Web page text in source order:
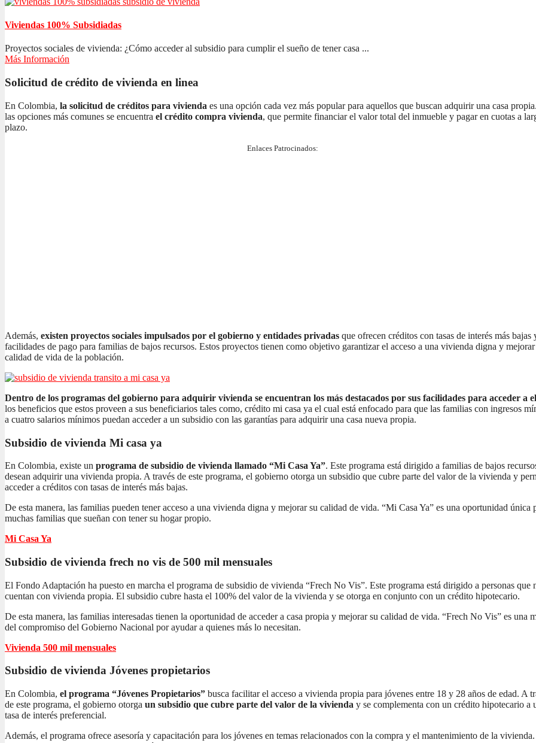
Viviendas 100% Subsidiadas
Proyectos sociales de vivienda: ¿Cómo acceder al subsidio para cumplir el sueño de tener casa ...
Más Información
Solicitud de crédito de vivienda en linea
En Colombia, la solicitud de créditos para vivienda es una opción cada vez más popular para aquellos que buscan adquirir una casa
las opciones más comunes se encuentra el crédito compra vivienda, que permite financiar el valor total del inmueble y pagar en cuotas a
plazo.
Enlaces Patrocinados:
Además, existen proyectos sociales impulsados por el gobierno y entidades privadas que ofrecen créditos con tasas de interés más bajas
facilidades de pago para familias de bajos recursos. Estos proyectos tienen como objetivo garantizar el acceso a una vivienda digna y
calidad de vida de la población.
Dentro de los programas del gobierno para adquirir vivienda se encuentran los más destacados por sus facilidades para acceder a
los beneficios que estos proveen a sus beneficiarios tales como, crédito mi casa ya el cual está enfocado para que las familias con ingresos
a cuatro salarios mínimos puedan acceder a un subsidio con las garantías para adquirir una casa nueva propia.
Subsidio de vivienda Mi casa ya
En Colombia, existe un programa de subsidio de vivienda llamado “Mi Casa Ya”. Este programa está dirigido a familias de bajos
desean adquirir una vivienda propia. A través de este programa, el gobierno otorga un subsidio que cubre parte del valor de la vivienda y
acceder a créditos con tasas de interés más bajas.
De esta manera, las familias pueden tener acceso a una vivienda digna y mejorar su calidad de vida. “Mi Casa Ya” es una oportunidad única
muchas familias que sueñan con tener su hogar propio.
Mi Casa Ya
Subsidio de vivienda frech no vis de 500 mil mensuales
El Fondo Adaptación ha puesto en marcha el programa de subsidio de vivienda “Frech No Vis”. Este programa está dirigido a personas que
cuentan con vivienda propia. El subsidio cubre hasta el 100% del valor de la vivienda y se otorga en conjunto con un crédito hipotecario.
De esta manera, las familias interesadas tienen la oportunidad de acceder a casa propia y mejorar su calidad de vida. “Frech No Vis” es una
del compromiso del Gobierno Nacional por ayudar a quienes más lo necesitan.
Vivienda 500 mil mensuales
Subsidio de vivienda Jóvenes propietarios
En Colombia, el programa “Jóvenes Propietarios” busca facilitar el acceso a vivienda propia para jóvenes entre 18 y 28 años de edad. A
de este programa, el gobierno otorga un subsidio que cubre parte del valor de la vivienda y se complementa con un crédito hipotecario a
tasa de interés preferencial.
Además, el programa ofrece asesoría y capacitación para los jóvenes en temas relacionados con la compra y el mantenimiento de la